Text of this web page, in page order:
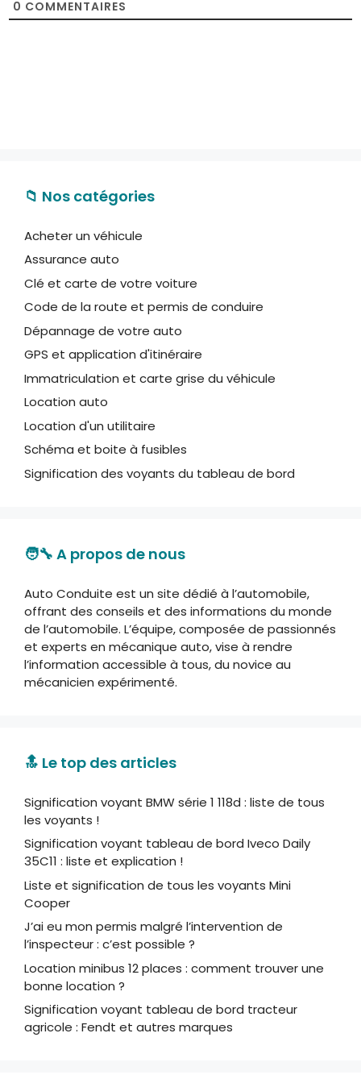
0 COMMENTAIRES
📁 Nos catégories
Acheter un véhicule
Assurance auto
Clé et carte de votre voiture
Code de la route et permis de conduire
Dépannage de votre auto
GPS et application d'itinéraire
Immatriculation et carte grise du véhicule
Location auto
Location d'un utilitaire
Schéma et boite à fusibles
Signification des voyants du tableau de bord
🧑‍🔧 A propos de nous
Auto Conduite est un site dédié à l’automobile,
offrant des conseils et des informations du monde
de l’automobile. L’équipe, composée de passionnés
et experts en mécanique auto, vise à rendre
l’information accessible à tous, du novice au
mécanicien expérimenté.
🔝 Le top des articles
Signification voyant BMW série 1 118d : liste de tous
les voyants !
Signification voyant tableau de bord Iveco Daily
35C11 : liste et explication !
Liste et signification de tous les voyants Mini
Cooper
J’ai eu mon permis malgré l’intervention de
l’inspecteur : c’est possible ?
Location minibus 12 places : comment trouver une
bonne location ?
Signification voyant tableau de bord tracteur
agricole : Fendt et autres marques